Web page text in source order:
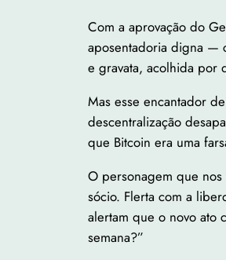
Com a aprovação do
aposentadoria digna —
e gravata, acolhida por
Mas esse encantador
descentralização
que Bitcoin era uma
O personagem que
sócio. Flerta com a
alertam que o novo ato
semana?”